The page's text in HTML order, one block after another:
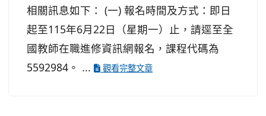
相關訊息如下： (一) 報名時間及方式：即日
起至115年6月22日（星期一）止，請逕至全
國教師在職進修資訊網報名，課程代碼為
5592984。 ...
觀看完整文章